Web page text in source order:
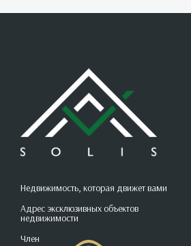
Недвижимость, которая движет вами
Адрес эксклюзивных объектов
недвижимости
Член